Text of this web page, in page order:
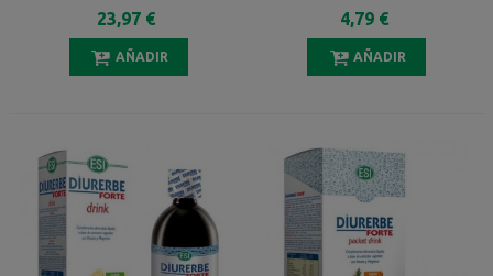
23,97 €
AÑADIR
4,79 €
AÑADIR